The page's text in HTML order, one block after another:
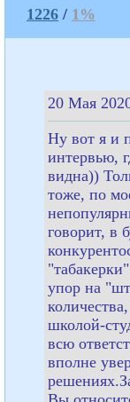
1226 / 1%
20 Мая
Ну вот я и
интервью,
видна))
тоже, по
говорит, в
упор на
школой-
всю
вполне